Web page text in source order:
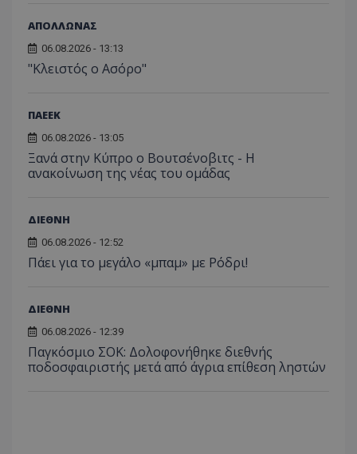
ΑΠΟΛΛΩΝΑΣ
06.08.2026 - 13:13
"Κλειστός ο Ασόρο"
ΠΑΕΕΚ
06.08.2026 - 13:05
Ξανά στην Κύπρο ο Βουτσένοβιτς - Η
ανακοίνωση της νέας του ομάδας
ΔΙΕΘΝΗ
06.08.2026 - 12:52
Πάει για το μεγάλο «μπαμ» με Ρόδρι!
ΔΙΕΘΝΗ
06.08.2026 - 12:39
Παγκόσμιο ΣΟΚ: Δολοφονήθηκε διεθνής
ποδοσφαιριστής μετά από άγρια επίθεση ληστών